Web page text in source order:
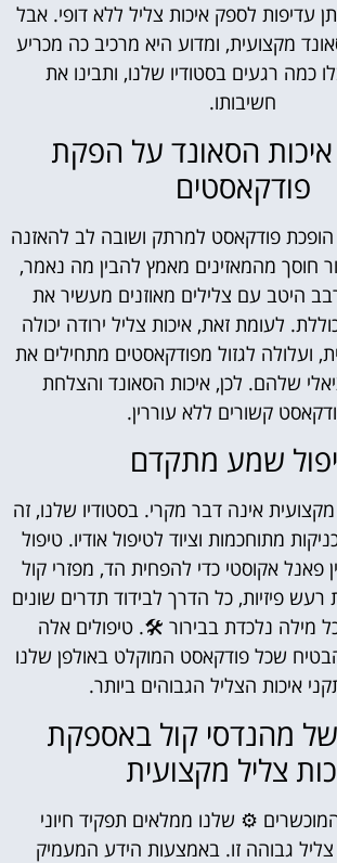
עדיפות לספק איכות צליל ללא דופי. אבל
מקצועית, ומדוע היא מרכיב כה מכריע
כמה רגעים בסטודיו שלנו, ותבינו את
חשיבותו.
הסאונד על הפקת
פודקאסטים
הופכת פודקאסט למרתק ושובה לב להאזנה
חוסך מהמאזינים מאמץ להבין מה נאמר,
היטב עם צלילים מאוזנים מעשיר את
לעומת זאת, איכות צליל ירודה יכולה
ועלולה לגזול מפודקאסטים מתחילים את
שלהם. לכן, איכות הסאונד והצלחת
קשורים ללא עוררין.
שמע מתקדם
אינה דבר מקרי. בסטודיו שלנו, זה
מתוחכמות וציוד לטיפול אודיו. טיפול
פאנל אקוסטי כדי להפחית הד, מפזרי קול
פיזיות, כל הדרך לבידוד תדרים שונים
מילה נלכדת בבירור 🛠. טיפולים אלה
שכל פודקאסט המוקלט באולפן שלנו
איכות הצליל הגבוהים ביותר.
מהנדסי קול באספקת
צליל מקצועית
⚙ שלנו ממלאים תפקיד חיוני
גבוהה זו. באמצעות הידע המעמיק